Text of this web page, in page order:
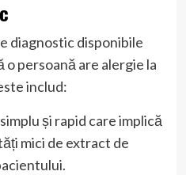
diagnostic disponibile
persoană are alergie la
includ:
și rapid care implică
mici de extract de